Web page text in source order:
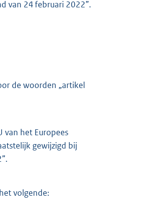
van 24 februari 2022”.
de woorden „artikel
van het Europees
gewijzigd bij
volgende: